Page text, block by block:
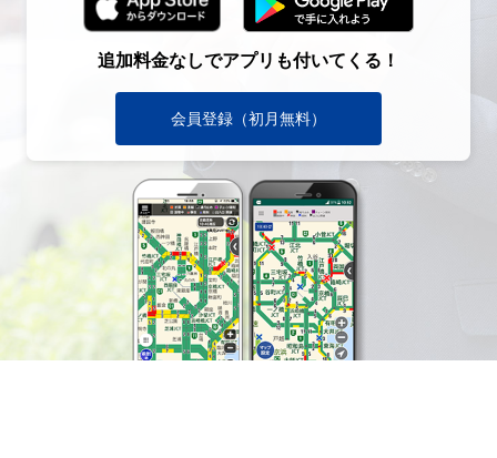
追加料金なしでアプリも付いてくる！
会員登録（初月無料）